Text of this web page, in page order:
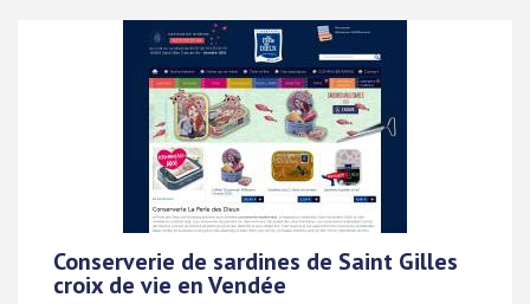
Conserverie de sardines de Saint Gilles
croix de vie en Vendée